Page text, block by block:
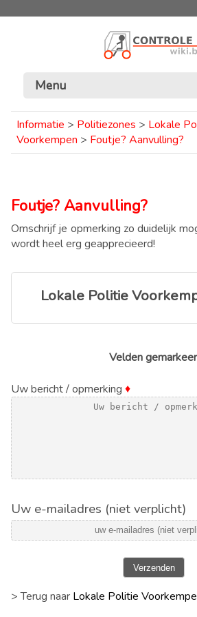
Menu
Informatie > Politiezones > Lokale
Voorkempen > Foutje? Aanvulling?
Foutje? Aanvulling?
Omschrijf je opmerking zo duidelijk
wordt heel erg geapprecieerd!
Lokale Politie
Velden
Uw bericht / opmerking ♦
Uw e-mailadres (niet verplicht)
Verzenden
> Terug naar Lokale Politie